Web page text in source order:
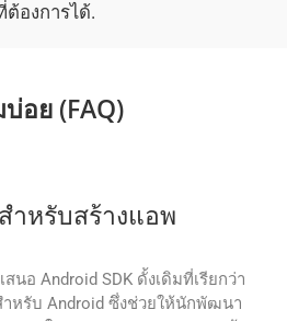
ต้องการได้.
อย (FAQ)
ำหรับสร้างแอพ
นอ Android SDK ดั้งเดิมที่เรียกว่า
ำหรับ Android ซึ่งช่วยให้นักพัฒนา